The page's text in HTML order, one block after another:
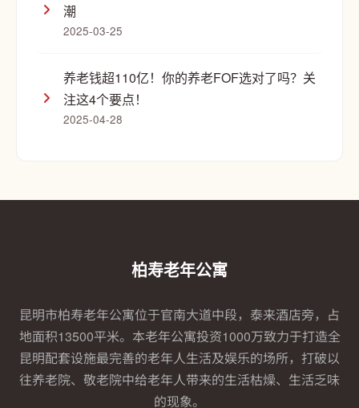
潮
2025-03-25
养老钱超110亿！你的养老FOF选对了吗？关
注这4个要点！
2025-04-28
柏寿老年公寓
昆明市柏寿老年公寓位于官南大道中段，泰来酒店旁，占
地面积13500平米。本老年公寓投资1000万致力于打造全
昆明配套设施最完善的老年人生活及娱乐的场所，打破以
往养老院、敬老院中给老年人带来的生活枯燥、生活乏味
的现象。